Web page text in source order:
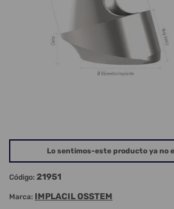
Lo sentimos-este producto ya no
Código: 21951
Marca: IMPLACIL OSSTEM